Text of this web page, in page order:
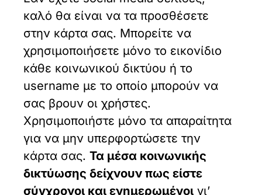
καλό θα είναι να τα προσθέσετε
στην κάρτα σας. Μπορείτε να
χρησιμοποιήσετε μόνο το εικονίδιο
κάθε κοινωνικού δικτύου ή το
username με το οποίο μπορούν να
σας βρουν οι χρήστες.
Χρησιμοποιήστε μόνο τα απαραίτητα
για να μην υπερφορτώσετε την
κάρτα σας.Τα μέσα κοινωνικής
δικτύωσης δείχνουν πως είστε
σύγχρονοι και ενημερωμένοι γι’